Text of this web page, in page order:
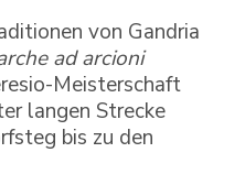
von Gandria
ad arcioni
Meisterschaft
langen Strecke
bis zu den